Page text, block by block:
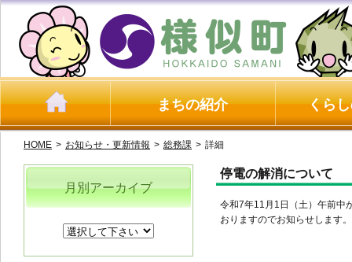
まちの紹介 くら
HOME > お知らせ・更新情報 > 総務課 > 詳細
停電の解消について
令和7年11月1日（土）午前中
おりますのでお知らせします。
月別アーカイブ